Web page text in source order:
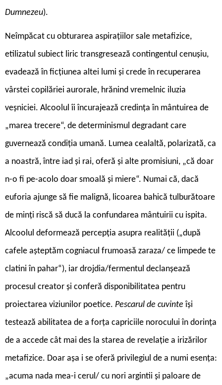
Dumnezeu).
Neîmpăcat cu obturarea aspirațiilor sale metafizice,
etilizatul subiect liric transgresează contingentul cenușiu,
evadează în ficțiunea altei lumi și crede în recuperarea
vârstei copilăriei aurorale, hrănind vremelnic iluzia
veșniciei. Alcoolul îi încurajează credința în mântuirea de
„marea trecere“, de determinismul degradant care
guvernează condiția umană. Lumea cealaltă, polarizată, ca
a noastră, între iad și rai, oferă și alte promisiuni, „că doar
n-o fi pe-acolo doar smoală și miere“. Numai că, dacă
euforia ajunge să fie malignă, licoarea bahică tulburătoare
de minți riscă să ducă la confundarea mântuirii cu ispita.
Alcoolul deformează percepția asupra realității („după
cafele așteptăm cogniacul frumoasă zaraza/ ce limpede te
clatini în pahar“), iar drojdia/fermentul declanșează
procesul creator și conferă disponibilitatea pentru
proiectarea viziunilor poetice. Pescarul de cuvinteîși
testează abilitatea de a forța capriciile norocului în dorința
de a accede cât mai des la starea de revelație a irizărilor
metafizice. Doar așa i se oferă privilegiul de a numi esența:
„acuma nada mea-i cerul/ cu nori argintii și paloare de